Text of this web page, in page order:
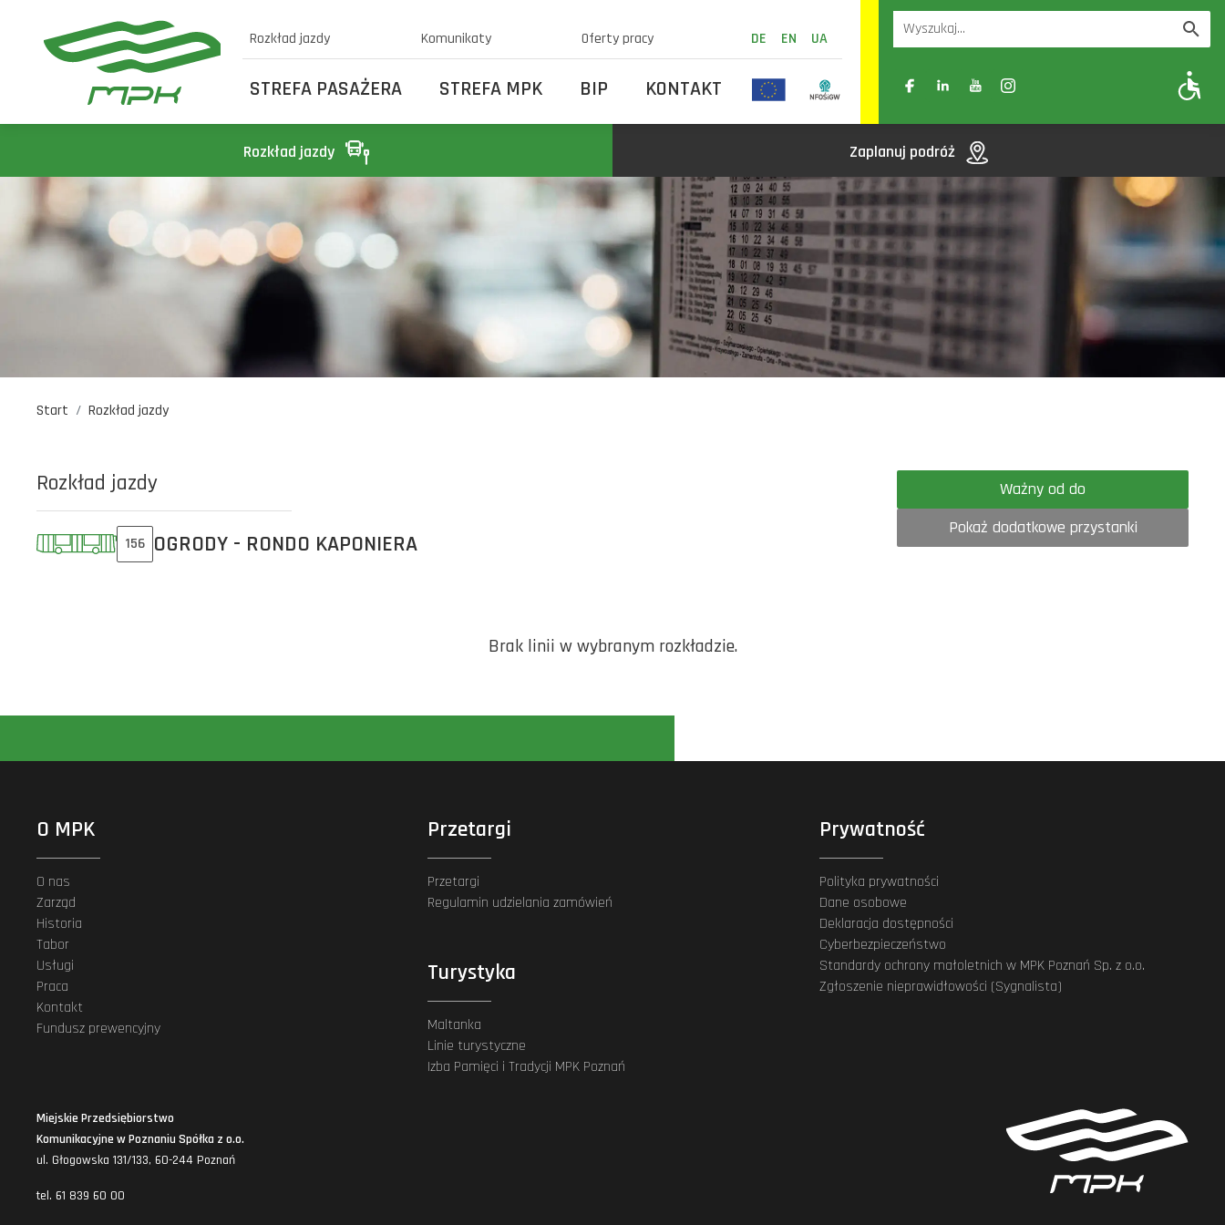
Rozkład jazdy Komunikaty Oferty pracy DE EN UA
STREFA PASAŻERA STREFA MPK BIP KONTAKT A- A A+
Rozkład jazdy Zaplanuj podróż
Start Rozkład jazdy
Rozkład jazdy
156 OGRODY - RONDO KAPONIERA
Ważny od do
Pokaż dodatkowe przystanki
Brak linii w wybranym rozkładzie.
O MPK
O nas
Zarząd
Historia
Tabor
Usługi
Praca
Kontakt
Fundusz prewencyjny
Przetargi
Przetargi
Regulamin udzielania zamówień
Turystyka
Maltanka
Linie turystyczne
Izba Pamięci i Tradycji MPK Poznań
Prywatność
Polityka prywatności
Dane osobowe
Deklaracja dostępności
Cyberbezpieczeństwo
Standardy ochrony małoletnich w MPK Poznań Sp. z o.o.
Zgłoszenie nieprawidłowości (Sygnalista)
Miejskie Przedsiębiorstwo
Komunikacyjne w Poznaniu Spółka z o.o.
ul. Głogowska 131/133, 60-244 Poznań
tel. 61 839 60 00